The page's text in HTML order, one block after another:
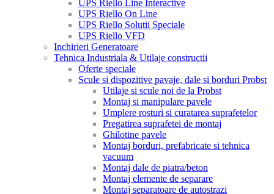
UPS Riello Line Interactive
UPS Riello On Line
UPS Riello Solutii Speciale
UPS Riello VFD
Inchirieri Generatoare
Tehnica Industriala & Utilaje constructii
Oferte speciale
Scule si dispozitive pavaje, dale si borduri Probst
Utilaje si scule noi de la Probst
Montaj si manipulare pavele
Umplere rosturi si curatarea suprafetelor
Pregatirea suprafetei de montaj
Ghilotine pavele
Montaj borduri, prefabricate si tehnica
vacuum
Montaj dale de piatra/beton
Montaj elemente de separare
Montaj separatoare de autostrazi